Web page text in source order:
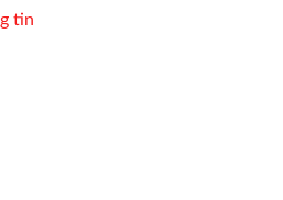
tin